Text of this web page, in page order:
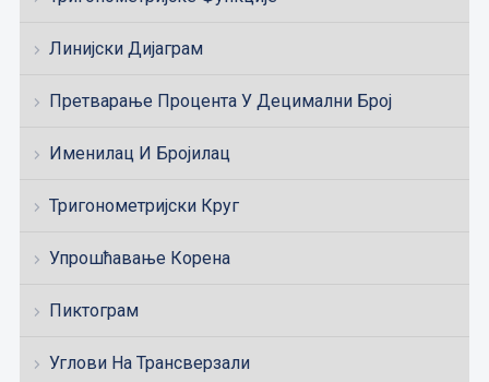
Линијски Дијаграм
Претварање Процента У Децимални Број
Именилац И Бројилац
Тригонометријски Круг
Упрошћавање Корена
Пиктограм
Углови На Трансверзали